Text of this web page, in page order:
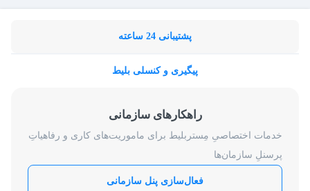
پشتیبانی 24 ساعته
پیگیری و کنسلی بلیط
راهکارهای سازمانی
خدمات اختصاصیِ مِستربلیط برای ماموریت‌های کاری و رفاهیاتِ
پرسنلِ سازمان‌ها
فعال‌سازی پنل سازمانی